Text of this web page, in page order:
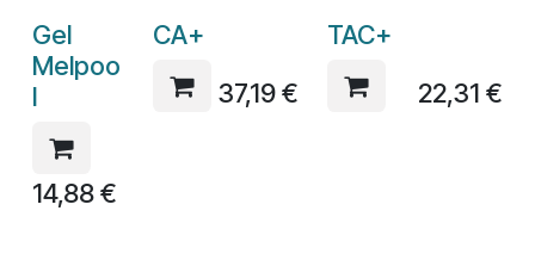
Gel
Melpoo
l
14,88€
CA+
37,19€
TAC+
22,31 €